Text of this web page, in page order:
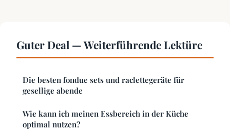
Guter Deal — Weiterführende Lektüre
Die besten fondue sets und raclettegeräte für
gesellige abende
Wie kann ich meinen Essbereich in der Küche
optimal nutzen?